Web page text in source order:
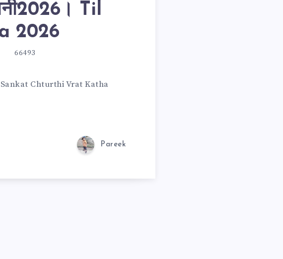
Til
2026
66493
Chturthi Vrat Katha
Pareek